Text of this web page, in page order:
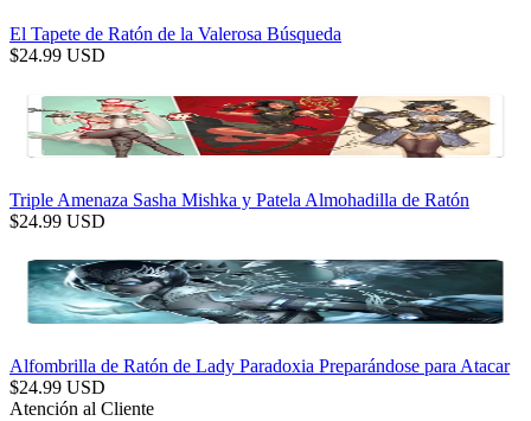
El Tapete de Ratón de la Valerosa Búsqueda
$24.99 USD
Triple Amenaza Sasha Mishka y Patela Almohadilla de Ratón
$24.99 USD
Alfombrilla de Ratón de Lady Paradoxia Preparándose para Atacar
$24.99 USD
Atención al Cliente